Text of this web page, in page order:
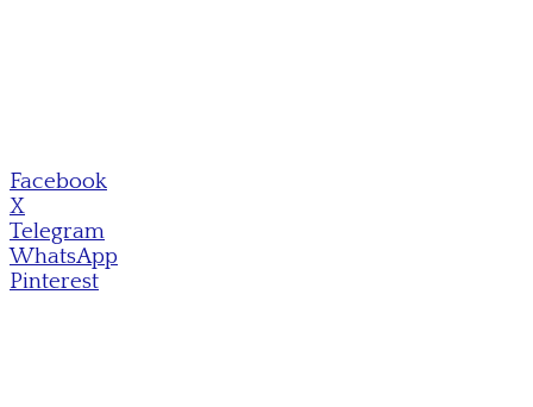
Facebook
X
Telegram
WhatsApp
Pinterest